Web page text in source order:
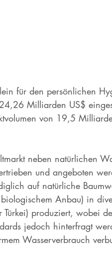
für den persönlichen
Milliarden US$
von 19,5
neben natürlichen
und angeboten
auf natürliche
Anbau) in
produziert, wobei
jedoch hinterfragt
Wasserverbrauch